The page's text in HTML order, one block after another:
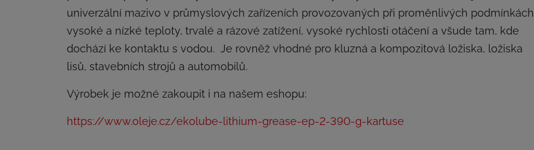
univerzální mazivo v průmyslových zařízeních provozovaných při proměnlivých
vysoké a nízké teploty, trvalé a rázové zatížení, vysoké rychlosti otáčení a všude tam, kde
dochází ke kontaktu s vodou. Je rovněž vhodné pro kluzná a kompozitová ložiska, ložiska
lisů, stavebních strojů a automobilů.
Výrobek je možné zakoupit i na našem eshopu:
https://www.oleje.cz/ekolube-lithium-grease-ep-2-390-g-kartuse